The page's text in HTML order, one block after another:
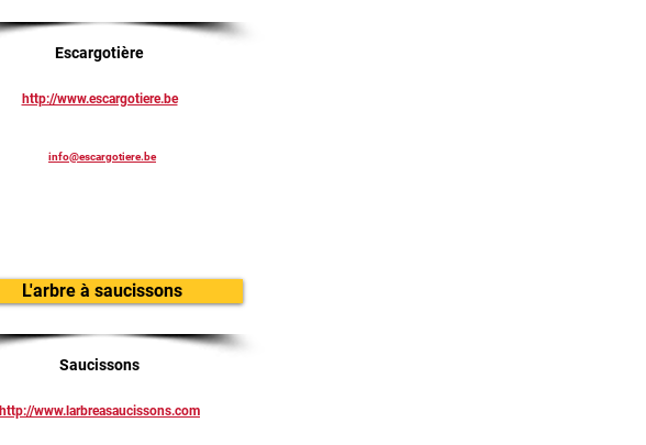
Escargotière
http://www.escargotiere.be
info@escargotiere.be
L'arbre à saucissons
Saucissons
http://www.larbreasaucissons.com